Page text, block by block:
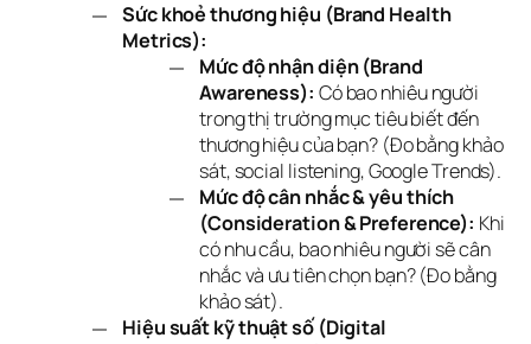
Sức khoẻ thương hiệu (Brand Health
Metrics):
Mức độ nhận diện (Brand
Awareness): Có bao nhiêu người
trong thị trường mục tiêu biết đến
thương hiệu của bạn? (Đo bằng khảo
sát, social listening, Google Trends).
Mức độ cân nhắc & yêu thích
(Consideration & Preference): Khi
có nhu cầu, bao nhiêu người sẽ cân
nhắc và ưu tiên chọn bạn? (Đo bằng
khảo sát).
Hiệu suất kỹ thuật số (Digital